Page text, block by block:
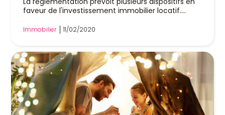
faveur de l'investissement immobilier locatif....
Immobilier 11/02/2020